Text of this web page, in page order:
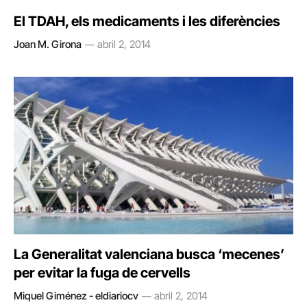
El TDAH, els medicaments i les diferències
Joan M. Girona abril 2, 2014
La Generalitat valenciana busca ‘mecenes’
per evitar la fuga de cervells
Miquel Giménez - eldiariocv abril 2, 2014